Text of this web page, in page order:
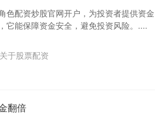
色配资炒股官网开户，为投资者提供资金
它能保障资金安全，避免投资风险。....
于股票配资
翻倍